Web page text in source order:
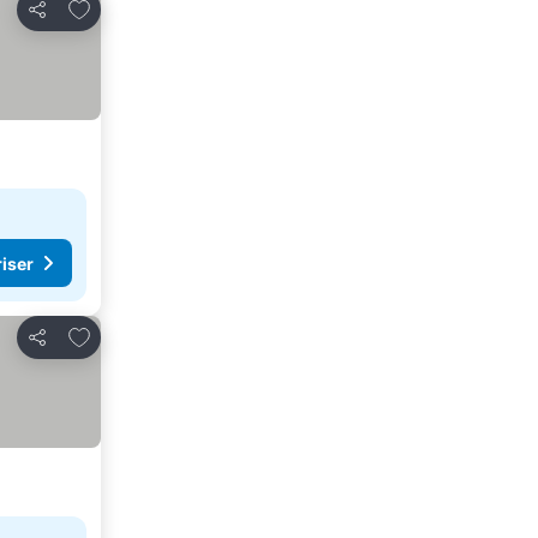
Del
Legg til i favoritter
Del
Legg til i favoritter